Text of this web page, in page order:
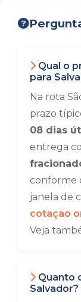
Qual o
para
Na rota
prazo
08 dias
entrega
conforme
janela de
cotação
Veja
Quanto
Salvador?